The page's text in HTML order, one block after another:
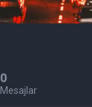
0
Mesajlar